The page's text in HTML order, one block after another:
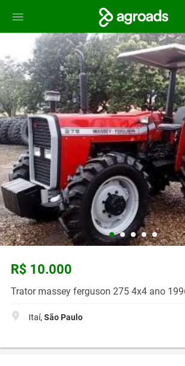
R$ 10.000
Trator massey ferguson 275 4x4 ano
Itaí, São Paulo